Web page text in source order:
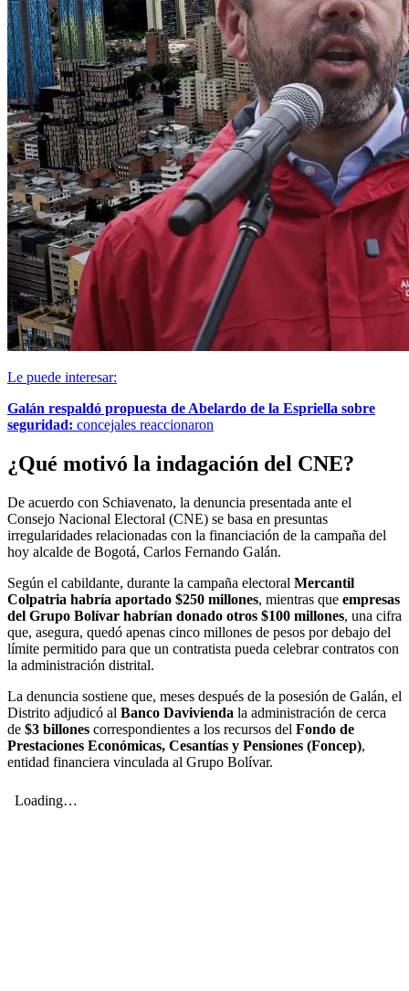
Le puede interesar:
Galán respaldó propuesta de Abelardo de la Espriella sobre
seguridad: concejales reaccionaron
¿Qué motivó la indagación del CNE?
De acuerdo con Schiavenato, la denuncia presentada ante el
Consejo Nacional Electoral (CNE) se basa en presuntas
irregularidades relacionadas con la financiación de la campaña del
hoy alcalde de Bogotá, Carlos Fernando Galán.
Según el cabildante, durante la campaña electoral Mercantil
Colpatria habría aportado $250 millones, mientras que empresas
del Grupo Bolívar habrían donado otros $100 millones, una cifra
que, asegura, quedó apenas cinco millones de pesos por debajo del
límite permitido para que un contratista pueda celebrar contratos con
la administración distrital.
La denuncia sostiene que, meses después de la posesión de Galán, el
Distrito adjudicó al Banco Davivienda la administración de cerca
de $3 billones correspondientes a los recursos del Fondo de
Prestaciones Económicas, Cesantías y Pensiones (Foncep),
entidad financiera vinculada al Grupo Bolívar.